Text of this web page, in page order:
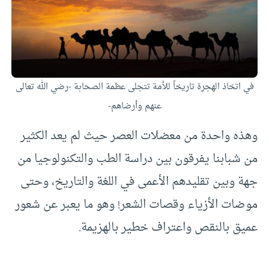
في اتخاذ الهجرة تاريخاً للأمة تتجلى عظمة الصحابة -رضي الله تعالى
عنهم وأرضاهم-
وهذه واحدة من معضلات العصر حيث لم يعد الكثير
من شبابنا يفرقون بين دراسة الطب والتكنولوجيا من
جهة وبين تقليدهم الأعمى في اللغة والتاريخ، وحتى
موضات الأزياء وقصات الشعر! وهو ما يعبر عن شعور
عميق بالنقص واعتراف خطير بالهزيمة.